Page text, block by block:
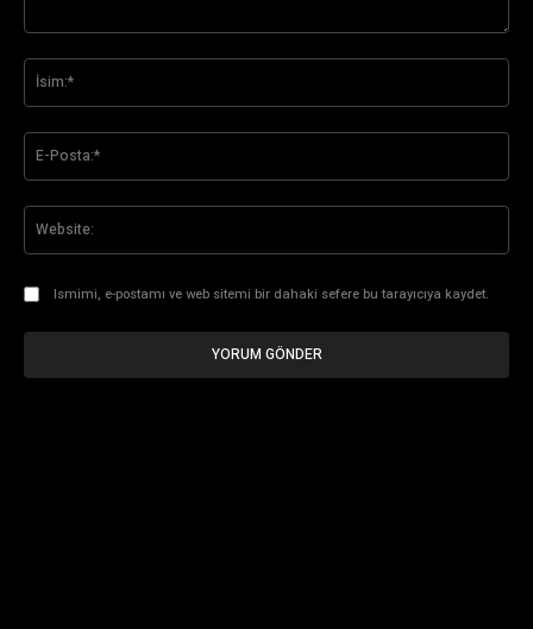
Ismimi, e-postamı ve web sitemi bir dahaki sefere bu tarayıcıya kaydet.